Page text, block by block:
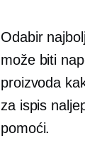
Odabir
može biti
proizvoda
za ispis
pomoći.